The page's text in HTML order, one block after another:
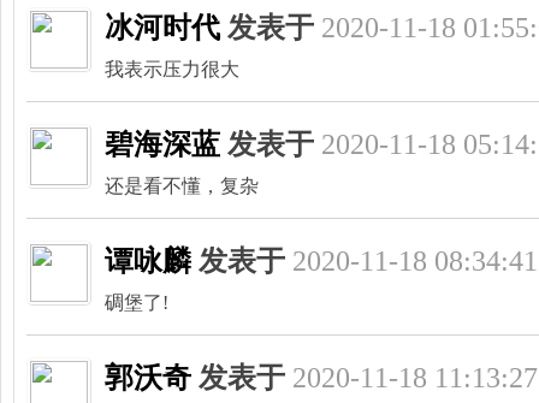
网,
冰河时代 发表于 2020-11-18
我表示压力很大
碧海深蓝 发表于 2020-11-18
还是看不懂，复杂
谭咏麟 发表于 2020-11-18 08:34:41
碉堡了!
郭沃奇 发表于 2020-11-18 11:13:27